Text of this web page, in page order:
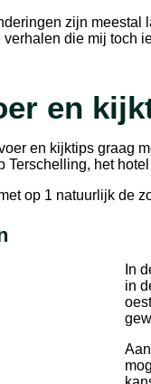
zijn meestal
verhalen die mij toch
en
en kijktips graag
Terschelling, het
op 1 natuurlijk de
In
in